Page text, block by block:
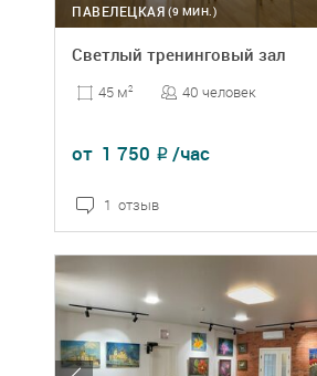
(9 МИН.)
ПАВЕЛЕЦКАЯ
Светлый тренинговый зал
45 м2 40 человек
от 1 750 ₽ /час
1 отзыв